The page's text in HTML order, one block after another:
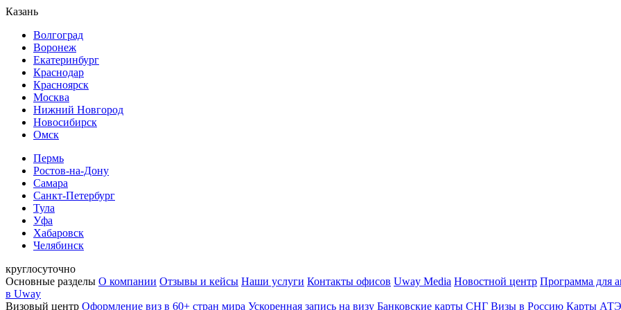
Казань
Волгоград
Воронеж
Екатеринбург
Краснодар
Красноярск
Москва
Нижний Новгород
Новосибирск
Омск
Пермь
Ростов-на-Дону
Самара
Санкт-Петербург
Тула
Уфа
Хабаровск
Челябинск
круглосуточно
Основные разделы О компании Отзывы и кейсы Наши услуги Контакты офисов Uway Media Новостной центр Программа для
в Uway
Визовый центр Оформление виз в 60+ стран мира Ускоренная запись на визу Банковские карты СНГ Визы в Россию Карты